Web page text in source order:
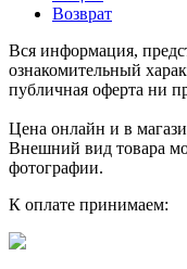
Возврат
Вся информация,
ознакомительный
публичная оферта ни
Цена онлайн и в
Внешний вид товара
фотографии.
К оплате принимаем: